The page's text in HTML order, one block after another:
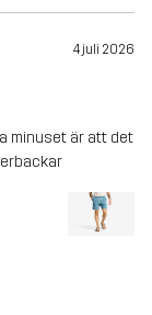
4 juli 2026
minuset är att det